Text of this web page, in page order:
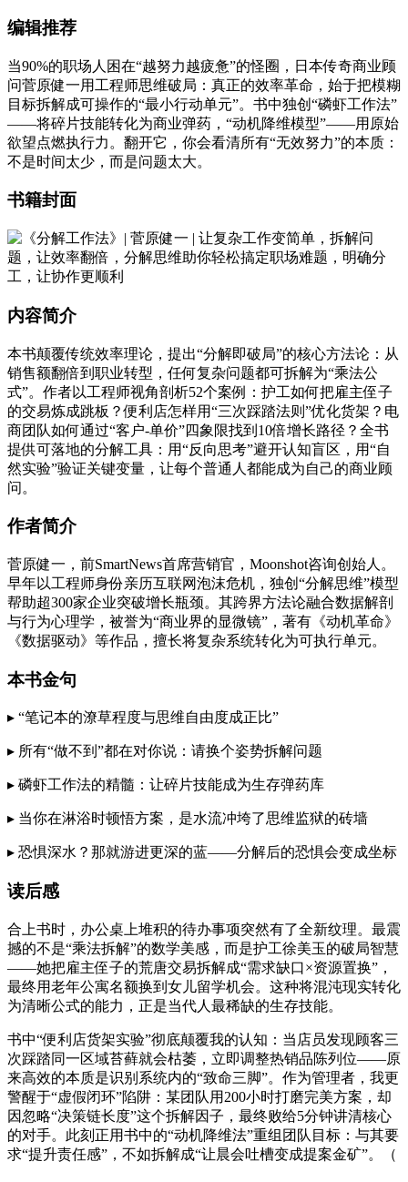
编辑推荐
当90%的职场人困在“越努力越疲惫”的怪圈，日本传奇商业顾
问菅原健一用工程师思维破局：真正的效率革命，始于把模糊
目标拆解成可操作的“最小行动单元”。书中独创“磷虾工作法”
——将碎片技能转化为商业弹药，“动机降维模型”——用原始
欲望点燃执行力。翻开它，你会看清所有“无效努力”的本质：
不是时间太少，而是问题太大。
书籍封面
内容简介
本书颠覆传统效率理论，提出“分解即破局”的核心方法论：从
销售额翻倍到职业转型，任何复杂问题都可拆解为“乘法公
式”。作者以工程师视角剖析52个案例：护工如何把雇主侄子
的交易炼成跳板？便利店怎样用“三次踩踏法则”优化货架？电
商团队如何通过“客户-单价”四象限找到10倍增长路径？全书
提供可落地的分解工具：用“反向思考”避开认知盲区，用“自
然实验”验证关键变量，让每个普通人都能成为自己的商业顾
问。
作者简介
菅原健一，前SmartNews首席营销官，Moonshot咨询创始人。
早年以工程师身份亲历互联网泡沫危机，独创“分解思维”模型
帮助超300家企业突破增长瓶颈。其跨界方法论融合数据解剖
与行为心理学，被誉为“商业界的显微镜”，著有《动机革命》
《数据驱动》等作品，擅长将复杂系统转化为可执行单元。
本书金句
▸ “笔记本的潦草程度与思维自由度成正比”
▸ 所有“做不到”都在对你说：请换个姿势拆解问题
▸ 磷虾工作法的精髓：让碎片技能成为生存弹药库
▸ 当你在淋浴时顿悟方案，是水流冲垮了思维监狱的砖墙
▸ 恐惧深水？那就游进更深的蓝——分解后的恐惧会变成坐标
读后感
合上书时，办公桌上堆积的待办事项突然有了全新纹理。最震
撼的不是“乘法拆解”的数学美感，而是护工徐美玉的破局智慧
——她把雇主侄子的荒唐交易拆解成“需求缺口×资源置换”，
最终用老年公寓名额换到女儿留学机会。这种将混沌现实转化
为清晰公式的能力，正是当代人最稀缺的生存技能。
书中“便利店货架实验”彻底颠覆我的认知：当店员发现顾客三
次踩踏同一区域苔藓就会枯萎，立即调整热销品陈列位——原
来高效的本质是识别系统内的“致命三脚”。作为管理者，我更
警醒于“虚假闭环”陷阱：某团队用200小时打磨完美方案，却
因忽略“决策链长度”这个拆解因子，最终败给5分钟讲清核心
的对手。此刻正用书中的“动机降维法”重组团队目标：与其要
求“提升责任感”，不如拆解成“让晨会吐槽变成提案金矿”。（